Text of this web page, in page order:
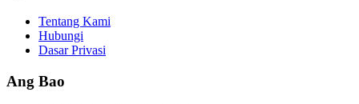
Tentang Kami
Hubungi
Dasar Privasi
Ang Bao